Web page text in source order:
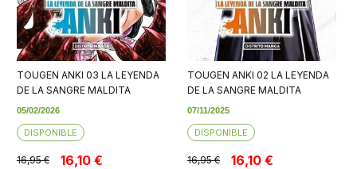
TOUGEN ANKI 03 LA LEYENDA
DE LA SANGRE MALDITA
05/02/2026
DISPONIBLE
16,95 € 16,10 €
TOUGEN ANKI 02 LA LEYENDA
DE LA SANGRE MALDITA
07/11/2025
DISPONIBLE
16,95 € 16,10 €